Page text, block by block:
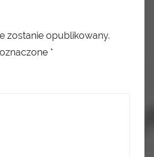
zostanie opublikowany.
*